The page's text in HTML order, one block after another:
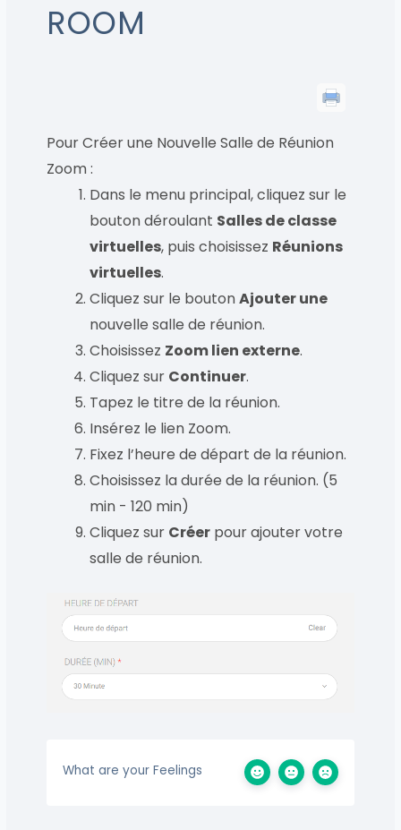
ROOM
Pour Créer une Nouvelle Salle de Réunion
Zoom :
Dans le menu principal, cliquez sur le
bouton déroulant Salles de classe
virtuelles, puis choisissez Réunions
virtuelles.
Cliquez sur le boutonAjouter une
nouvelle salle de réunion.
Choisissez Zoom lien externe.
Cliquez sur Continuer.
Tapez le titre de la réunion.
Insérez le lien Zoom.
Fixez l’heure de départ de la réunion.
Choisissez la durée de la réunion. (5
min - 120 min)
Cliquez sur Créer pour ajouter votre
salle de réunion.
What are your Feelings